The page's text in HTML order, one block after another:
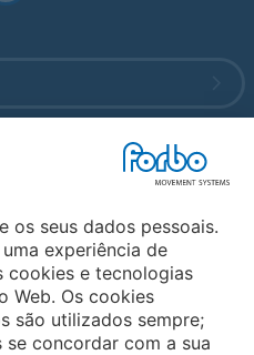
os seus dados pessoais.
experiência de
cookies e tecnologias
Web. Os cookies
são utilizados sempre;
concordar com a sua